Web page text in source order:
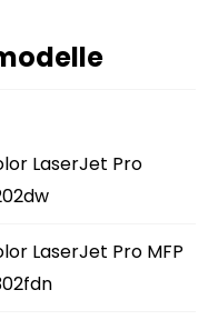
LaserJet Pro
LaserJet Pro MFP